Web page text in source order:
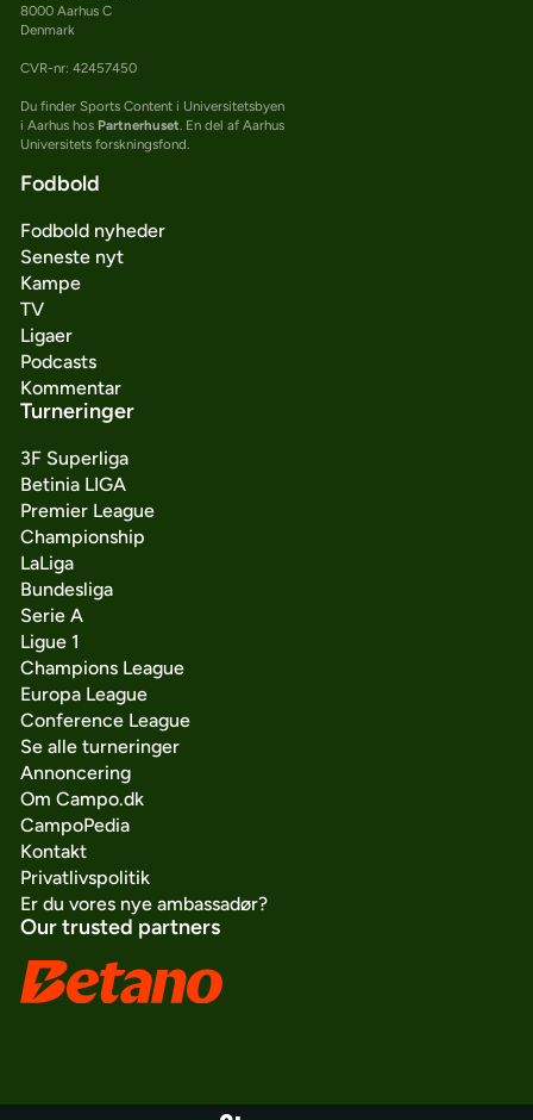
8000 Aarhus C
Denmark
CVR-nr: 42457450
Du finder Sports Content i Universitetsbyen
i Aarhus hos Partnerhuset . En del af Aarhus
Universitets forskningsfond.
Fodbold
Fodbold nyheder
Seneste nyt
Kampe
TV
Ligaer
Podcasts
Kommentar
Turneringer
3F Superliga
Betinia LIGA
Premier League
Championship
LaLiga
Bundesliga
Serie A
Ligue 1
Champions League
Europa League
Conference League
Se alle turneringer
Annoncering
Om Campo.dk
CampoPedia
Kontakt
Privatlivspolitik
Er du vores nye ambassadør?
Our trusted partners